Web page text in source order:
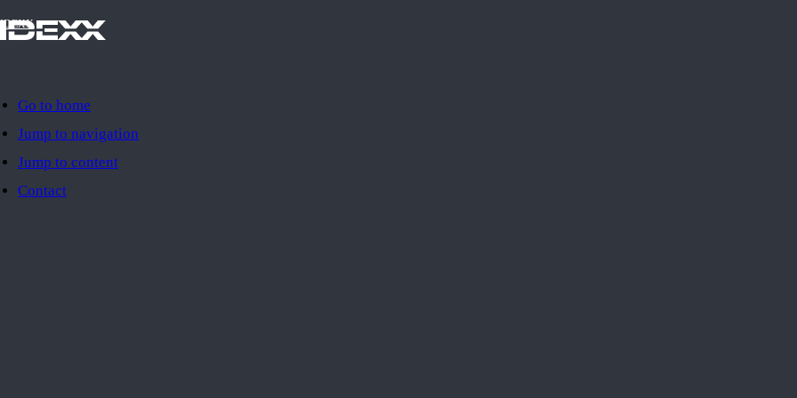
Go to home
Jump to navigation
Jump to content
Contact
IDEXX